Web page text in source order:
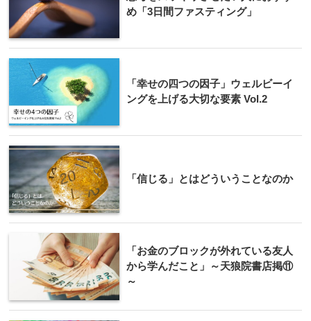
め「3日間ファスティング」
「幸せの四つの因子」ウェルビーイ
ングを上げる大切な要素 Vol.2
「信じる」とはどういうことなのか
「お金のブロックが外れている友人
から学んだこと」～天狼院書店掲⑪
～